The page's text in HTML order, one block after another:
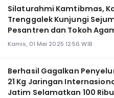
Silaturahmi Kamtibmas,
Trenggalek Kunjungi
Pesantren dan Tokoh
Kamis, 01 Mei 2025 12:56 WIB
Berhasil Gagalkan
21 Kg Jaringan
Jatim Selamatkan 100